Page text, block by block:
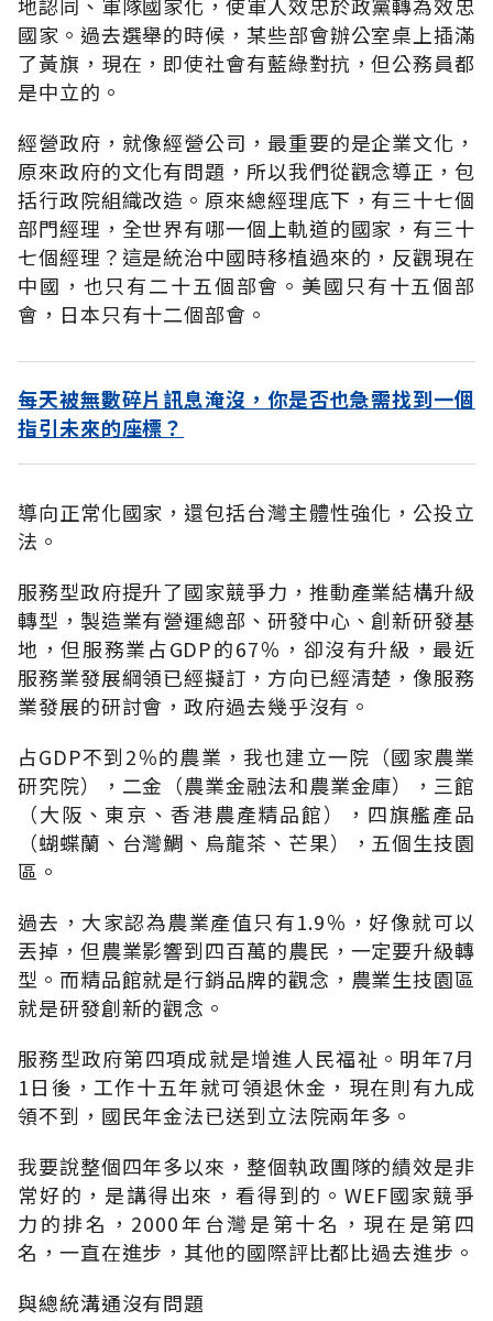
國家。過去選舉的時候，某些部會辦公室桌上插滿
了黃旗，現在，即使社會有藍綠對抗，但公務員都
是中立的。
經營政府，就像經營公司，最重要的是企業文化，
原來政府的文化有問題，所以我們從觀念導正，包
括行政院組織改造。原來總經理底下，有三十七個
部門經理，全世界有哪一個上軌道的國家，有三十
七個經理？這是統治中國時移植過來的，反觀現在
中國，也只有二十五個部會。美國只有十五個部
會，日本只有十二個部會。
每天被無數碎片訊息淹沒，你是否也急需找到一個
指引未來的座標？
導向正常化國家，還包括台灣主體性強化，公投立
法。
服務型政府提升了國家競爭力，推動產業結構升級
轉型，製造業有營運總部、研發中心、創新研發基
地，但服務業占GDP的67％，卻沒有升級，最近
服務業發展綱領已經擬訂，方向已經清楚，像服務
業發展的研討會，政府過去幾乎沒有。
占GDP不到2％的農業，我也建立一院（國家農業
研究院），二金（農業金融法和農業金庫），三館
（大阪、東京、香港農產精品館），四旗艦產品
（蝴蝶蘭、台灣鯛、烏龍茶、芒果），五個生技園
區。
過去，大家認為農業產值只有1.9％，好像就可以
丟掉，但農業影響到四百萬的農民，一定要升級轉
型。而精品館就是行銷品牌的觀念，農業生技園區
就是研發創新的觀念。
服務型政府第四項成就是增進人民福祉。明年7月
1日後，工作十五年就可領退休金，現在則有九成
領不到，國民年金法已送到立法院兩年多。
我要說整個四年多以來，整個執政團隊的績效是非
常好的，是講得出來，看得到的。WEF國家競爭
力的排名，2000年台灣是第十名，現在是第四
名，一直在進步，其他的國際評比都比過去進步。
與總統溝通沒有問題